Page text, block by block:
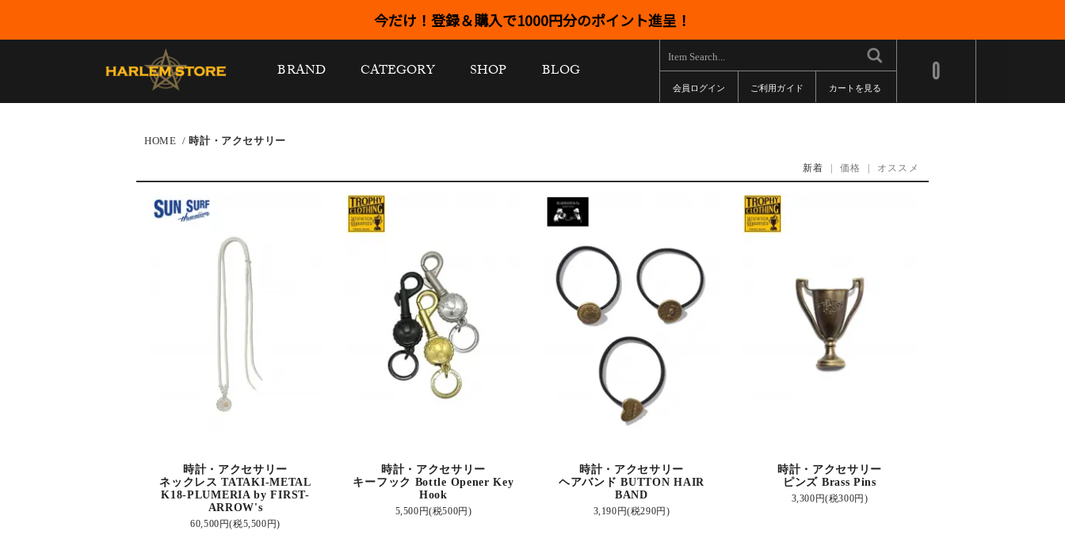
今だけ！登録＆購入で1000円分のポイント進呈！
BRAND CATEGORY SHOP BLOG 0
会員ログイン ご利用ガイド カートを見る
HOME / 時計・アクセサリー
新着 価格 オススメ
時計・アクセサリー
ネックレス TATAKI-METAL
K18-PLUMERIA by FIRST-
ARROW's
60,500円(税5,500円)
時計・アクセサリー
キーフック Bottle Opener Key
Hook
5,500円(税500円)
時計・アクセサリー
ヘアバンド BUTTON HAIR
BAND
3,190円(税290円)
時計・アクセサリー
ピンズ Brass Pins
3,300円(税300円)